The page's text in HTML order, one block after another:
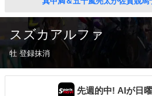
スズカアルファ
牡 登録抹消
先週的中! AIが日